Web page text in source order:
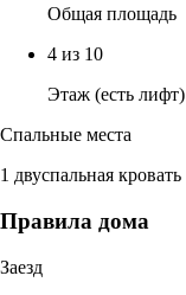
Общая площадь
4 из 10
Этаж (есть лифт)
Спальные места
1 двуспальная кровать
Правила дома
Заезд